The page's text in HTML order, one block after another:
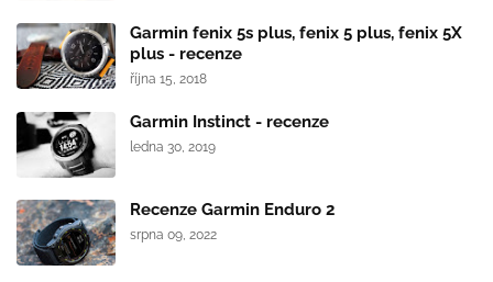
Garmin fenix 5s plus, fenix 5 plus, fenix 5X
plus - recenze
října 15, 2018
Garmin Instinct - recenze
ledna 30, 2019
Recenze Garmin Enduro 2
srpna 09, 2022